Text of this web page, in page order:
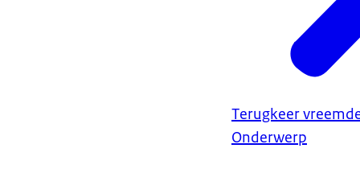
Terugkeer
Onderwerp